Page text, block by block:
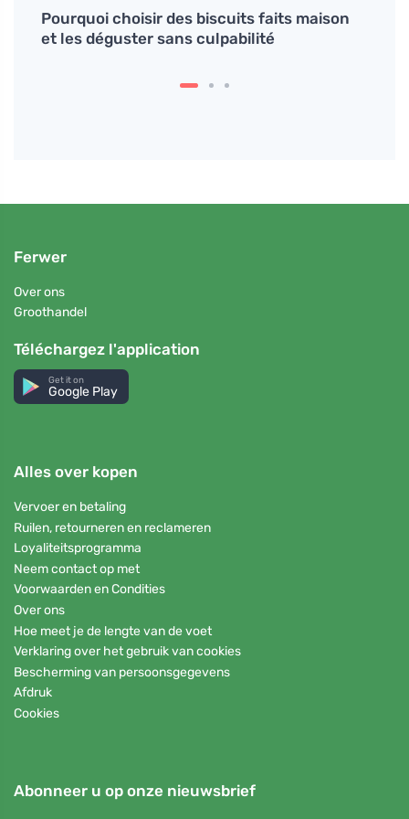
Pourquoi choisir des biscuits faits maison
et les déguster sans culpabilité
Ferwer
Over ons
Groothandel
Téléchargez l'application
Get it on
Google Play
Alles over kopen
Vervoer en betaling
Ruilen, retourneren en reclameren
Loyaliteitsprogramma
Neem contact op met
Voorwaarden en Condities
Over ons
Hoe meet je de lengte van de voet
Verklaring over het gebruik van cookies
Bescherming van persoonsgegevens
Afdruk
Cookies
Abonneer u op onze nieuwsbrief